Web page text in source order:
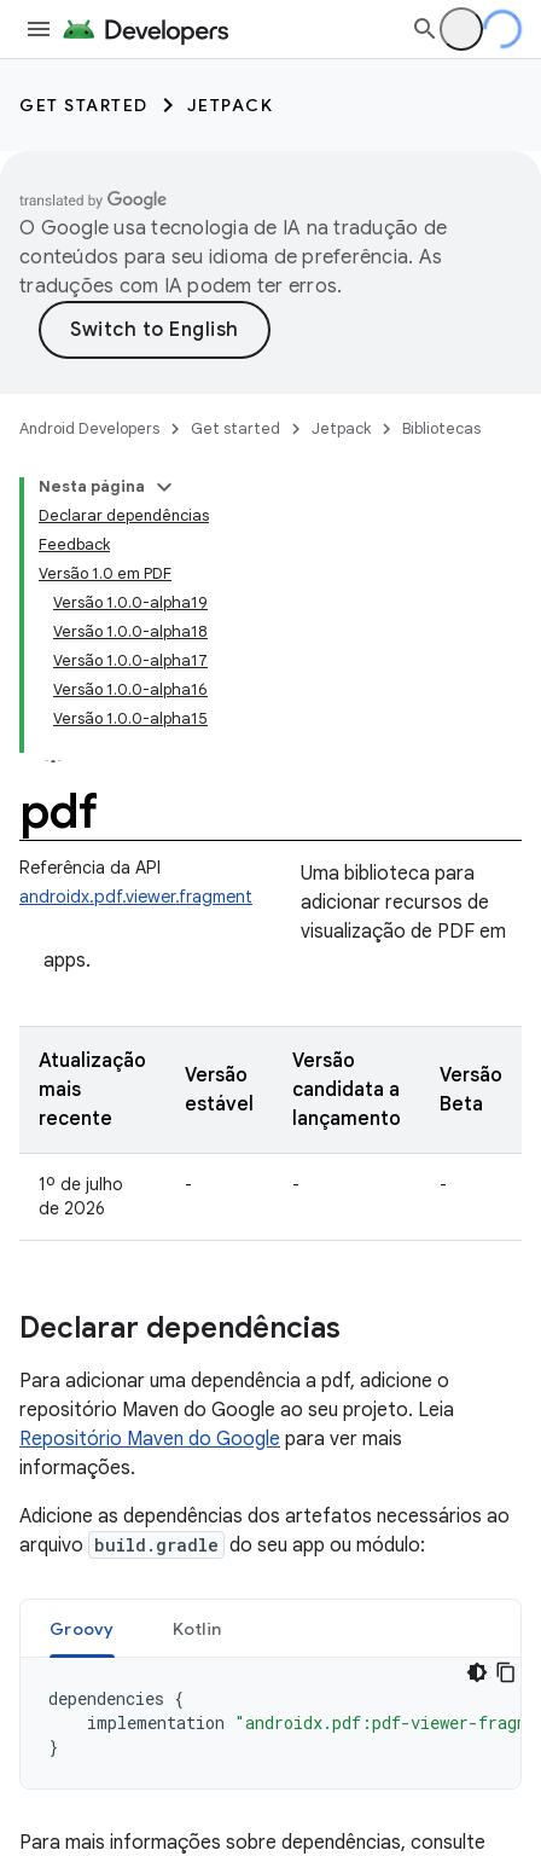
GET STARTED JETPACK
O Google usa tecnologia de IA na tradução de
conteúdos para seu idioma de preferência. As
traduções com IA podem ter erros.
Android Developers Get started Jetpack Bibliotecas
Nesta página
Declarar dependências
Feedback
Versão 1.0 em PDF
Versão 1.0.0-alpha19
Versão 1.0.0-alpha18
Versão 1.0.0-alpha17
Versão 1.0.0-alpha16
Versão 1.0.0-alpha15
pdf
Referência da API
androidx.pdf.viewer.fragment
Uma biblioteca para
adicionar recursos de
visualização de PDF em
apps.
Atualização
mais
recente
Versão
estável
Versão
candidata a
lançamento
Versão
Beta
1º de julho
de 2026
- - -
Declarar dependências
Para adicionar uma dependência a pdf, adicione o
repositório Maven do Google ao seu projeto. Leia
Repositório Maven do Google para ver mais
informações.
Adicione as dependências dos artefatos necessários ao
arquivo build.gradle do seu app ou módulo:
Groovy Kotlin
dependencies {
implementation "androidx.pdf:pdf-viewer-
}
Para mais informações sobre dependências, consulte